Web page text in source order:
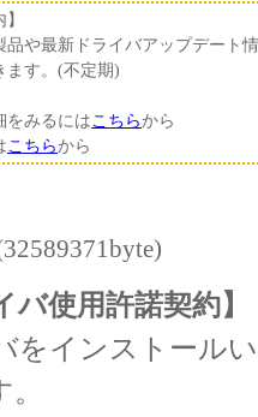
や最新ドライバアップデート
ます。(不定期)
をみるにはこちらから
こちらから
バ使用許諾契約】
をインストール